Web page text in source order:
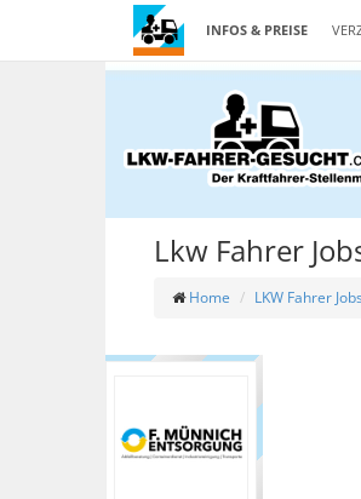
INFOS & PREISE
Lkw Fahrer
Home LKW Fahrer Jobs